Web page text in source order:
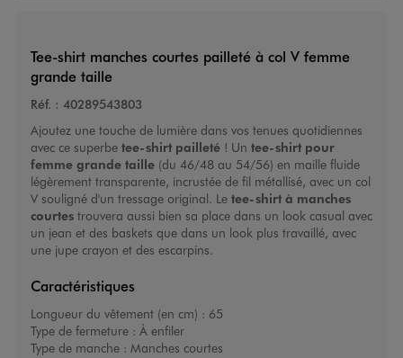
Tee-shirt manches courtes pailleté à col V femme
grande taille
Réf. : 40289543803
Ajoutez une touche de lumière dans vos tenues quotidiennes
avec ce superbe tee-shirt pailleté! Un tee-shirt pour
femme grande taille(du 46/48 au 54/56) en maille fluide
légèrement transparente, incrustée de fil métallisé, avec un col
V souligné d'un tressage original. Le tee-shirt à manches
courtestrouvera aussi bien sa place dans un look casual avec
un jean et des baskets que dans un look plus travaillé, avec
une jupe crayon et des escarpins.
Caractéristiques
Longueur du vêtement (en cm) : 65
Type de fermeture : À enfiler
Type de manche : Manches courtes